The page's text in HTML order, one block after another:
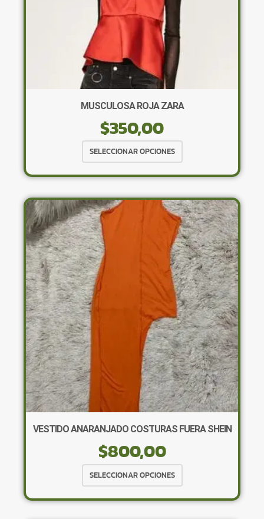
MUSCULOSA ROJA ZARA
$350,00
SELECCIONAR OPCIONES
producto
tiene
variantes.
Las
opciones
se
pueden
elegir
en
la
página
de
producto
VESTIDO ANARANJADO COSTURAS FUERA SHEIN
$800,00
SELECCIONAR OPCIONES
producto
tiene